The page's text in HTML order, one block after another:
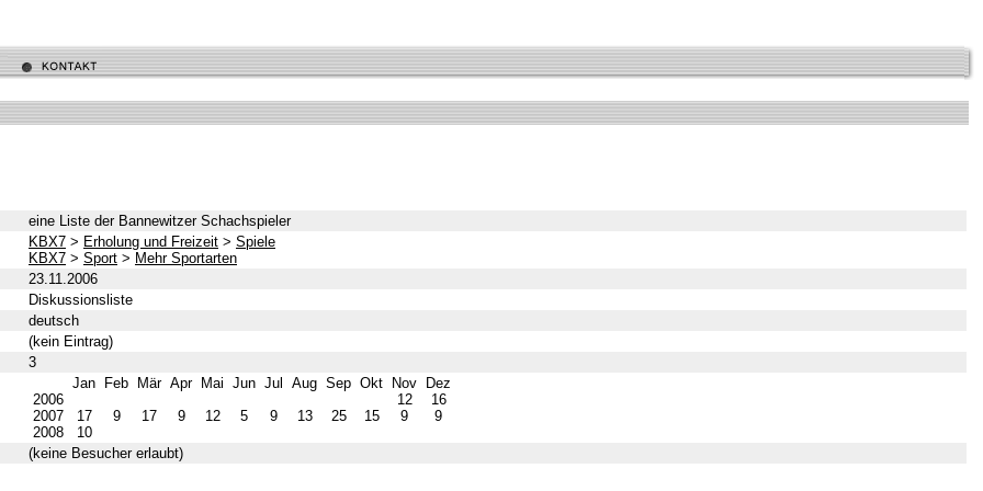
eine Liste der Bannewitzer Schachspieler
KBX7 > Erholung und Freizeit > Spiele
KBX7 > Sport > Mehr Sportarten
23.11.2006
Diskussionsliste
deutsch
(kein Eintrag)
3
Jan Feb Mär Apr Mai Jun Jul Aug Sep Okt Nov Dez
2006
12
16
2007
17 9 17 9 12 5 9 13 25 15 9
9
2008
10
(keine Besucher erlaubt)